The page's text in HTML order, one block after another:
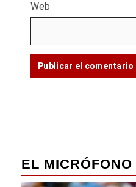
Web
EL